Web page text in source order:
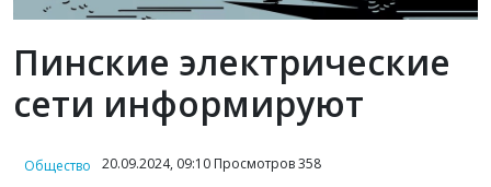
Пинские электрические
сети информируют
Общество 20.09.2024, 09:10 Просмотров 358